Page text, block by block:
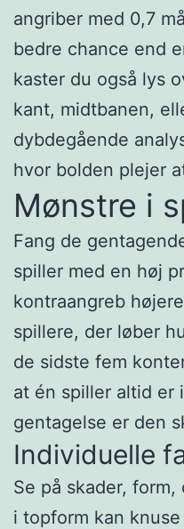
angriber med 0,7
bedre chance end
kaster du også lys
kant, midtbanen,
dybdegående
hvor bolden plejer
Mønstre i
Fang de
spiller med en høj
kontra­angreb
spillere, der løber
de sidste fem
at én spiller altid er
gentagelse er den
Individuelle
Se på skader,
i topform kan